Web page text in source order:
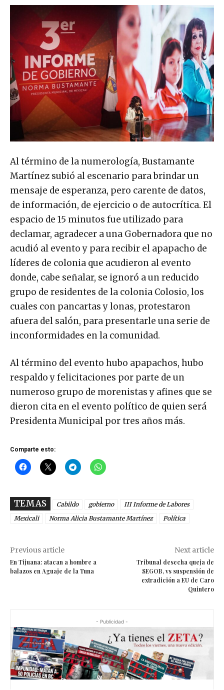
Al término de la numerología, Bustamante
Martínez subió al escenario para brindar un
mensaje de esperanza, pero carente de datos,
de información, de ejercicio o de autocrítica. El
espacio de 15 minutos fue utilizado para
declamar, agradecer a una Gobernadora que no
acudió al evento y para recibir el apapacho de
líderes de colonia que acudieron al evento
donde, cabe señalar, se ignoró a un reducido
grupo de residentes de la colonia Colosio, los
cuales con pancartas y lonas, protestaron
afuera del salón, para presentarle una serie de
inconformidades en la comunidad.
Al término del evento hubo apapachos, hubo
respaldo y felicitaciones por parte de un
numeroso grupo de morenistas y afines que se
dieron cita en el evento político de quien será
Presidenta Municipal por tres años más.
Comparte esto:
TEMAS Cabildo gobierno
III Informe de Labores
Mexicali
Norma Alicia Bustamante Martínez Política
Previous article
En Tijuana: atacan a hombre a
balazos en Aguaje de la Tuna
Next article
Tribunal desecha queja de
SEGOB, vs suspensión de
extradición a EU de Caro
Quintero
- Publicidad -